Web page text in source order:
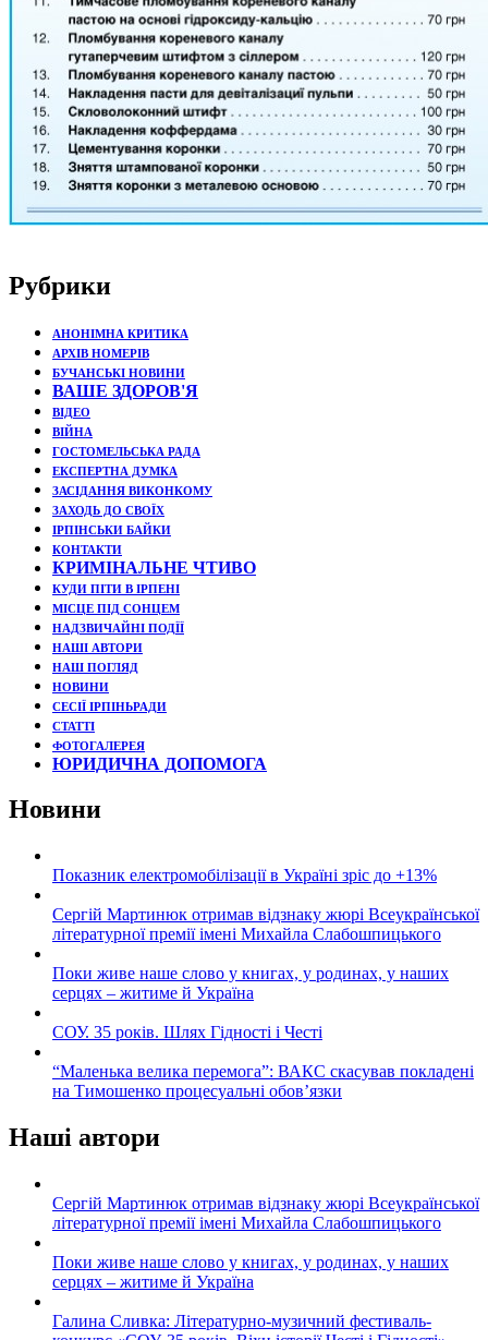
Рубрики
АНОНІМНА КРИТИКА
АРХІВ НОМЕРІВ
БУЧАНСЬКІ НОВИНИ
ВАШЕ ЗДОРОВ'Я
ВІДЕО
ВІЙНА
ГОСТОМЕЛЬСЬКА РАДА
ЕКСПЕРТНА ДУМКА
ЗАСІДАННЯ ВИКОНКОМУ
ЗАХОДЬ ДО СВОЇХ
ІРПІНСЬКИ БАЙКИ
КОНТАКТИ
КРИМІНАЛЬНЕ ЧТИВО
КУДИ ПІТИ В ІРПЕНІ
МІСЦЕ ПІД СОНЦЕМ
НАДЗВИЧАЙНІ ПОДЇЇ
НАШІ АВТОРИ
НАШ ПОГЛЯД
НОВИНИ
СЕСІЇ ІРПІНЬРАДИ
СТАТТІ
ФОТОГАЛЕРЕЯ
ЮРИДИЧНА ДОПОМОГА
Новини
Показник електромобілізації в Україні зріс до +13%
Сергій Мартинюк отримав відзнаку жюрі Всеукраїнської
літературної премії імені Михайла Слабошпицького
Поки живе наше слово у книгах, у родинах, у наших
серцях – житиме й Україна
СОУ. 35 років. Шлях Гідності і Честі
“Маленька велика перемога”: ВАКС скасував покладені
на Тимошенко процесуальні обов’язки
Наші автори
Сергій Мартинюк отримав відзнаку жюрі Всеукраїнської
літературної премії імені Михайла Слабошпицького
Поки живе наше слово у книгах, у родинах, у наших
серцях – житиме й Україна
Галина Сливка: Літературно-музичний фестиваль-